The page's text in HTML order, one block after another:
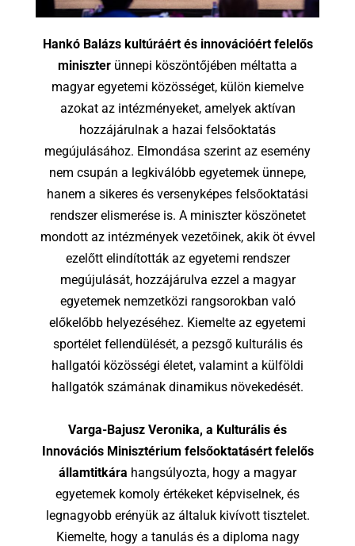
Hankó Balázs kultúráért és innovációért felelős
miniszter ünnepi köszöntőjében méltatta a
magyar egyetemi közösséget, külön kiemelve
azokat az intézményeket, amelyek aktívan
hozzájárulnak a hazai felsőoktatás
megújulásához. Elmondása szerint az esemény
nem csupán a legkiválóbb egyetemek ünnepe,
hanem a sikeres és versenyképes felsőoktatási
rendszer elismerése is. A miniszter köszönetet
mondott az intézmények vezetőinek, akik öt évvel
ezelőtt elindították az egyetemi rendszer
megújulását, hozzájárulva ezzel a magyar
egyetemek nemzetközi rangsorokban való
előkelőbb helyezéséhez. Kiemelte az egyetemi
sportélet fellendülését, a pezsgő kulturális és
hallgatói közösségi életet, valamint a külföldi
hallgatók számának dinamikus növekedését.
Varga-Bajusz Veronika, a Kulturális és
Innovációs Minisztérium felsőoktatásért felelős
államtitkára hangsúlyozta, hogy a magyar
egyetemek komoly értékeket képviselnek, és
legnagyobb erényük az általuk kivívott tisztelet.
Kiemelte, hogy a tanulás és a diploma nagy